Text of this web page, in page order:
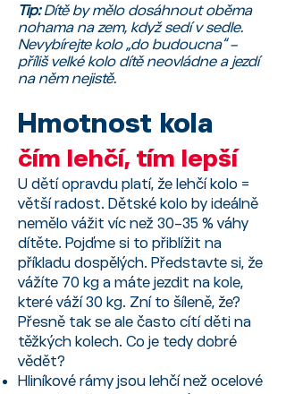
Tip:Dítě by mělo dosáhnout oběma
nohama na zem, když sedí v sedle.
Nevybírejte kolo „do budoucna“ –
příliš velké kolo dítě neovládne a jezdí
na něm nejistě.​
Hmotnost kola
čím lehčí, tím lepší
U dětí opravdu platí, že lehčí kolo =
větší radost. Dětské kolo by ideálně
nemělo vážit víc než 30–35 % váhy
dítěte. Pojďme si to přiblížit na
příkladu dospělých. Představte si, že
vážíte 70 kg a máte jezdit na kole,
které váží 30 kg. Zní to šíleně, že?
Přesně tak se ale často cítí děti na
těžkých kolech. Co je tedy dobré
vědět?
Hliníkové rámy jsou lehčí než ocelové